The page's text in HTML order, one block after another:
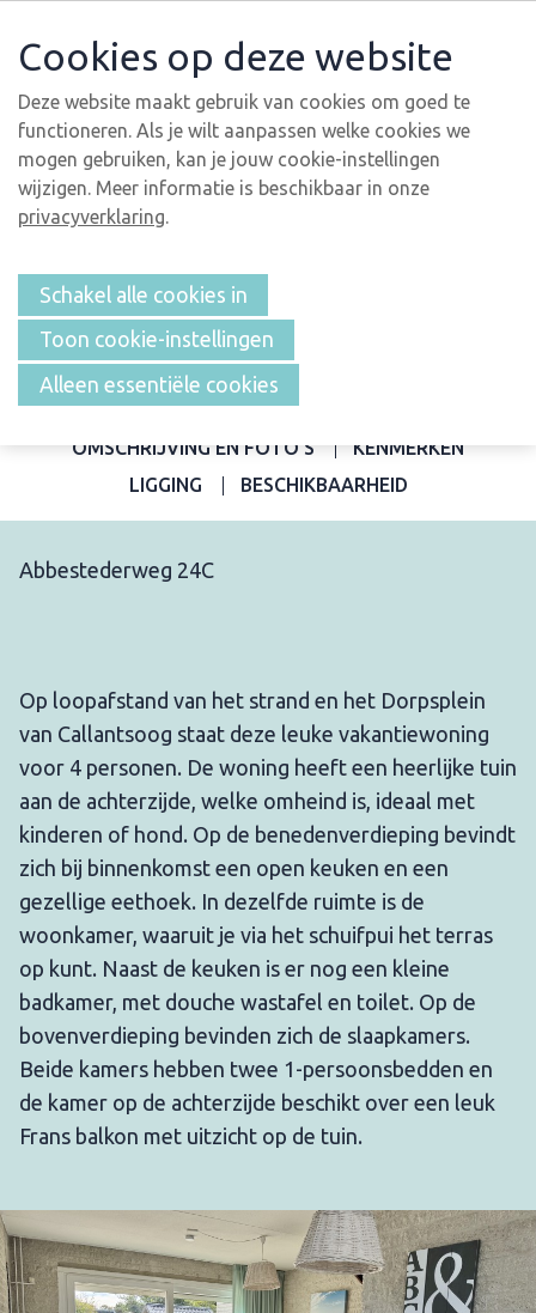
OVERZICHT
OMSCHRIJVING EN FOTO'S
KENMERKEN
LIGGING
BESCHIKBAARHEID
Abbestederweg 24C
Op loopafstand van het strand en het Dorpsplein
van Callantsoog staat deze leuke vakantiewoning
voor 4 personen. De woning heeft een heerlijke tuin
aan de achterzijde, welke omheind is, ideaal met
kinderen of hond. Op de benedenverdieping bevindt
zich bij binnenkomst een open keuken en een
gezellige eethoek. In dezelfde ruimte is de
woonkamer, waaruit je via het schuifpui het terras
op kunt. Naast de keuken is er nog een kleine
badkamer, met douche wastafel en toilet. Op de
bovenverdieping bevinden zich de slaapkamers.
Beide kamers hebben twee 1-persoonsbedden en
de kamer op de achterzijde beschikt over een leuk
Frans balkon met uitzicht op de tuin.
Cookies op deze website
Deze website maakt gebruik van cookies om goed te
functioneren. Als je wilt aanpassen welke cookies we
mogen gebruiken, kan je jouw cookie-instellingen
wijzigen. Meer informatie is beschikbaar in onze
privacyverklaring.
Schakel alle cookies in
Toon cookie-instellingen
Alleen essentiële cookies